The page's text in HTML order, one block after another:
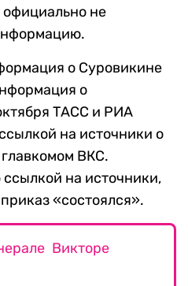
не
о Суровикине
о
ТАСС и РИА
на источники о
ВКС.
ссылкой на источники,
«состоялся».
Викторе